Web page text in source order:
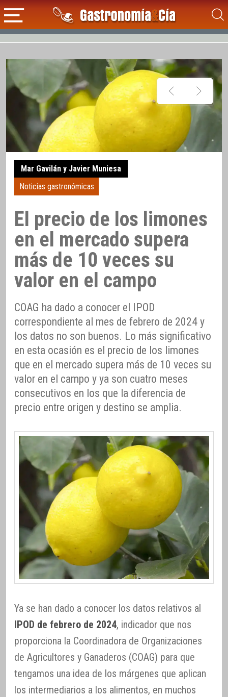
Mar Gavilán y Javier Muniesa
Noticias gastronómicas
El precio de los limones
en el mercado supera
más de 10 veces su
valor en el campo
COAG ha dado a conocer el IPOD
correspondiente al mes de febrero de 2024 y
los datos no son buenos. Lo más significativo
en esta ocasión es el precio de los limones
que en el mercado supera más de 10 veces su
valor en el campo y ya son cuatro meses
consecutivos en los que la diferencia de
precio entre origen y destino se amplia.
Ya se han dado a conocer los datos relativos al
IPOD de febrero de 2024, indicador que nos
proporciona la Coordinadora de Organizaciones
de Agricultores y Ganaderos (COAG) para que
tengamos una idea de los márgenes que aplican
los intermediarios a los alimentos, en muchos